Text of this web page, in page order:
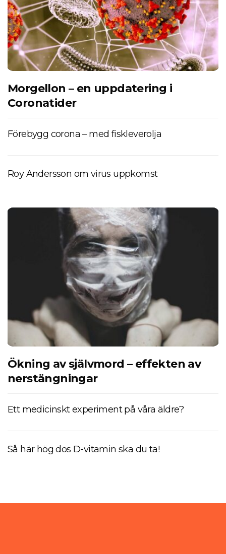
Morgellon – en uppdatering i
Coronatider
Förebygg corona – med fiskleverolja
Roy Andersson om virus uppkomst
Ökning av självmord – effekten av
nerstängningar
Ett medicinskt experiment på våra äldre?
Så här hög dos D-vitamin ska du ta!